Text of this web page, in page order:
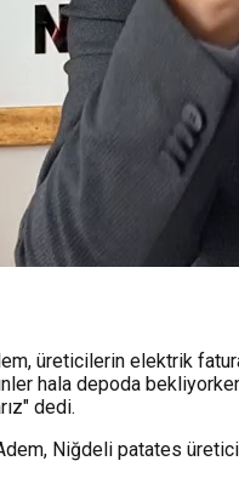
üreticilerin elektrik
hala depoda
dedi.
Niğdeli patates